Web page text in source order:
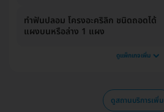
ทำฟันปลอม โครงอะคริลิก ชนิดถอดได้
แผงบนหรือล่าง 1 แผง
ดูแพ็กเกจเพิ่ม
ดูสถานบริการเพิ่ม